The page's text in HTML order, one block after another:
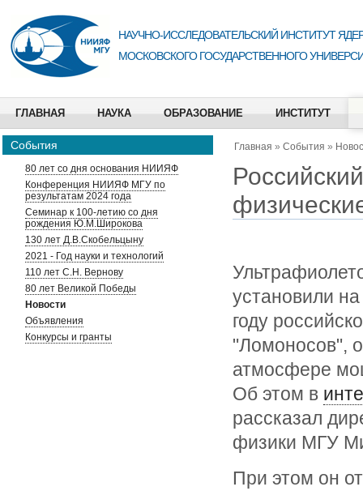
НАУЧНО-ИССЛЕДОВАТЕЛЬСКИЙ ИНСТИТУТ
МОСКОВСКОГО ГОСУДАРСТВЕННОГО
ГЛАВНАЯ НАУКА ОБРАЗОВАНИЕ ИНСТИТУТ
События
80 лет со дня основания НИИЯФ
Конференция НИИЯФ МГУ по
результатам 2024 года
Семинар к 100-летию со дня
рождения Ю.М.Широкова
130 лет Д.В.Скобельцыну
2021 - Год науки и технологий
110 лет С.Н. Вернову
80 лет Великой Победы
Новости
Объявления
Конкурсы и гранты
Главная » События »
установили
году
"Ломоносов",
атмосфере
Об этом в
рассказал
физики МГУ
При этом он